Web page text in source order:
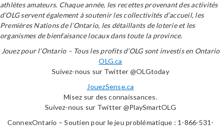
athlètes amateurs. Chaque année, les recettes provenant des activités
d’OLG servent également à soutenir les collectivités d’accueil, les
Premières Nations de l’Ontario, les détaillants de loterie et les
organismes de bienfaisance locaux dans toute la province.
Jouez pour l’Ontario – Tous les profits d’OLG sont investis en Ontario
OLG.ca
Suivez-nous sur Twitter @OLGtoday
JouezSense.ca
Misez sur des connaissances.
Suivez-nous sur Twitter @PlaySmartOLG
ConnexOntario – Soutien pour le jeu problématique : 1-866-531-